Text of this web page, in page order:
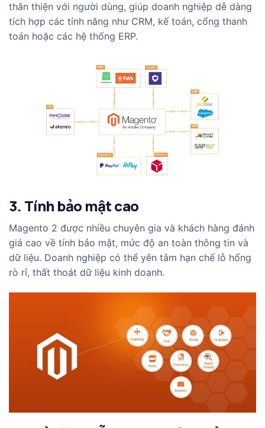
thân thiện với người dùng, giúp doanh nghiệp dễ dàng
tích hợp các tính năng như CRM, kế toán, cổng thanh
toán hoặc các hệ thống ERP.
3. Tính bảo mật cao
Magento 2 được nhiều chuyên gia và khách hàng đánh
giá cao về tính bảo mật, mức độ an toàn thông tin và
dữ liệu. Doanh nghiệp có thể yên tâm hạn chế lỗ hổng
rò rỉ, thất thoát dữ liệu kinh doanh.